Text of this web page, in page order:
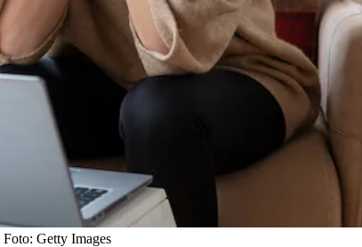
Foto: Getty Images